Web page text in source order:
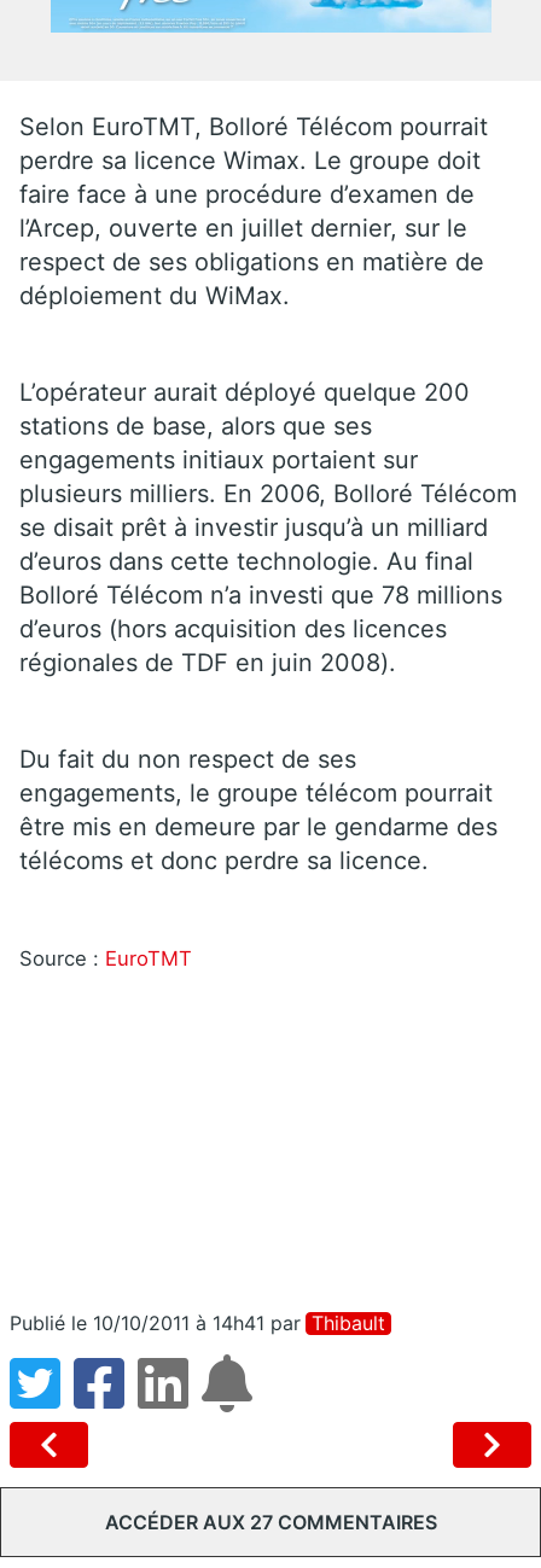
Selon EuroTMT, Bolloré Télécom pourrait
perdre sa licence Wimax. Le groupe doit
faire face à une procédure d’examen de
l’Arcep, ouverte en juillet dernier, sur le
respect de ses obligations en matière de
déploiement du WiMax.
L’opérateur aurait déployé quelque 200
stations de base, alors que ses
engagements initiaux portaient sur
plusieurs milliers. En 2006, Bolloré Télécom
se disait prêt à investir jusqu’à un milliard
d’euros dans cette technologie. Au final
Bolloré Télécom n’a investi que 78 millions
d’euros (hors acquisition des licences
régionales de TDF en juin 2008).
Du fait du non respect de ses
engagements, le groupe télécom pourrait
être mis en demeure par le gendarme des
télécoms et donc perdre sa licence.
Source : EuroTMT
Publié le 10/10/2011 à 14h41 par Thibault
ACCÉDER AUX 27 COMMENTAIRES